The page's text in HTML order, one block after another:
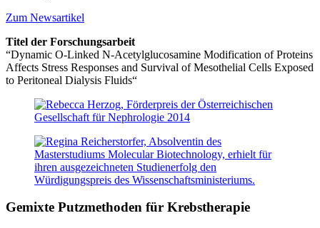
Zum Newsartikel
Titel der Forschungsarbeit
“Dynamic O-Linked N-Acetylglucosamine Modification of Proteins
Affects Stress Responses and Survival of Mesothelial Cells Exposed
to Peritoneal Dialysis Fluids“
Gemixte Putzmethoden für Krebstherapie